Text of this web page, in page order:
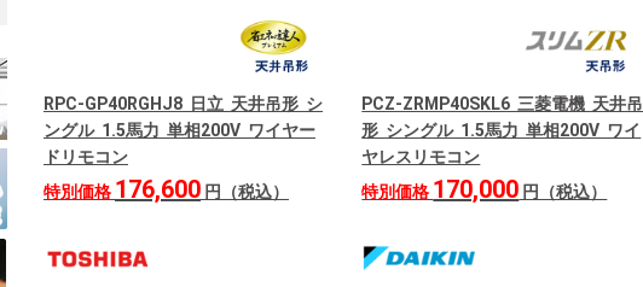
RPC-GP40RGHJ8 日立 天井吊形 シ
ングル 1.5馬力 単相200V ワイヤー
ドリモコン
特別価格 176,600 円（税込）
PCZ-ZRMP40SKL6 三菱電機 天井吊
形 シングル 1.5馬力 単相200V ワイ
ヤレスリモコン
特別価格 170,000 円（税込）